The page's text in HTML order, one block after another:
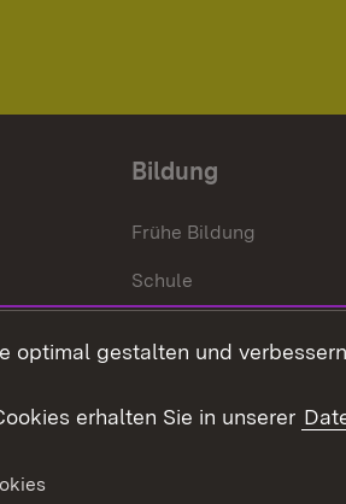
Bildung
Frühe Bildung
Schule
optimal gestalten und
erhalten Sie in unserer